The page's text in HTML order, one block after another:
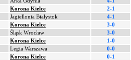
Korona Kielce 2-1
Jagiellonia Białystok 4-1
Korona Kielce 3-0
Śląsk Wrocław 3-0
Korona Kielce 1-0
Legia Warszawa 0-0
Korona Kielce 0-1